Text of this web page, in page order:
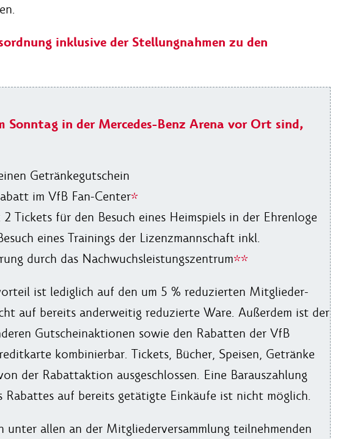
inklusive der Stellungnahmen zu den
Sonntag in der Mercedes-Benz Arena vor Ort sind,
Getränkegutschein
im VfB Fan-Center*
Tickets für den Besuch eines Heimspiels in der Ehrenloge
eines Trainings der Lizenzmannschaft inkl.
durch das Nachwuchsleistungszentrum**
ist lediglich auf den um 5 % reduzierten Mitglieder-
auf bereits anderweitig reduzierte Ware. Außerdem ist der
Gutscheinaktionen sowie den Rabatten der VfB
kombinierbar. Tickets, Bücher, Speisen, Getränke
der Rabattaktion ausgeschlossen. Eine Barauszahlung
Rabattes auf bereits getätigte Einkäufe ist nicht möglich.
unter allen an der Mitgliederversammlung teilnehmenden